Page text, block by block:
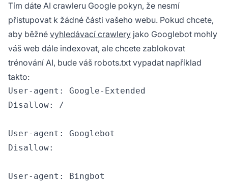
Tím dáte AI crawleru Google pokyn, že nesmí
přistupovat k žádné části vašeho webu. Pokud chcete,
aby běžné vyhledávací crawlery jako Googlebot mohly
váš web dále indexovat, ale chcete zablokovat
trénování AI, bude váš robots.txt vypadat například
takto:
User-agent: Google-Extended
Disallow: /
User-agent: Googlebot
Disallow:
User-agent: Bingbot